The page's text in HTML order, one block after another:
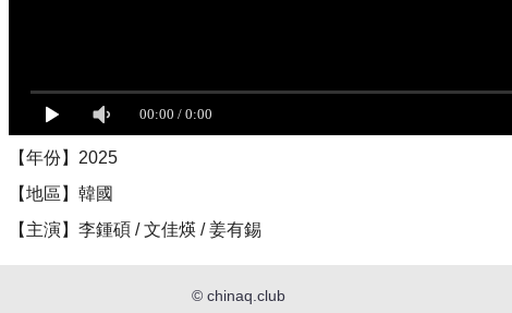
【年份】2025
【地區】韓國
【主演】李鍾碩 / 文佳煐 / 姜有錫
© chinaq.club